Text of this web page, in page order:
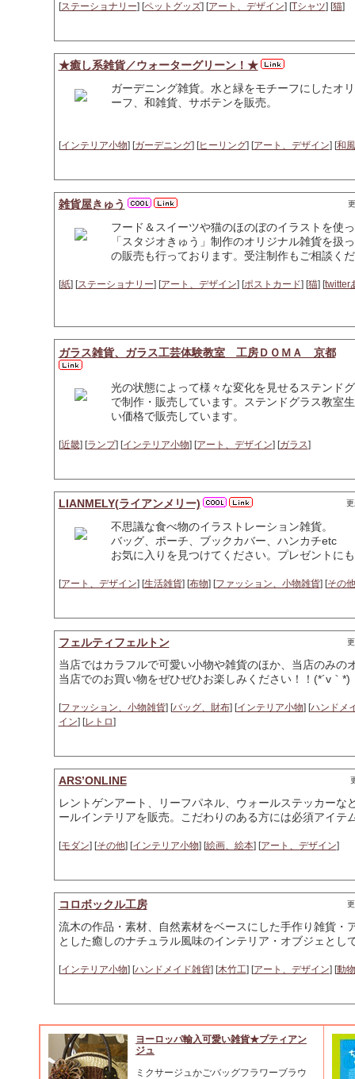
[ステーショナリー] [ペットグッズ] [アート、デザイン] [Tシャツ] [猫]
★癒し系雑貨／ウォーターグリーン！★
ガーデニング雑貨。水と緑をモチーフにしたオ
ーフ、和雑貨、サボテンを販売。
[インテリア小物] [ガーデニング] [ヒーリング] [アート、デザイン] [和風
雑貨屋きゅう
フード＆スイーツや猫のほのぼのイラストを使
「スタジオきゅう」制作のオリジナル雑貨を扱
の販売も行っております。受注制作もご相談く
[紙] [ステーショナリー] [アート、デザイン] [ポストカード] [猫] [twitter
ガラス雑貨、ガラス工芸体験教室 工房ＤＯＭＡ 京都
光の状態によって様々な変化を見せるステンド
で制作・販売しています。ステンドグラス教室
い価格で販売しています。
[近畿] [ランプ] [インテリア小物] [アート、デザイン] [ガラス]
LIANMELY(ライアンメリー)
不思議な食べ物のイラストレーション雑貨。
バッグ、ポーチ、ブックカバー、ハンカチetc
お気に入りを見つけてください。プレゼントに
[アート、デザイン] [生活雑貨] [布物] [ファッション、小物雑貨] [その
フェルティフェルトン
当店ではカラフルで可愛い小物や雑貨のほか、当店のみの
当店でのお買い物をぜひぜひお楽しみください！！(*´v｀*)
[ファッション、小物雑貨] [バッグ、財布] [インテリア小物] [ハンドメ
イン] [レトロ]
ARS’ONLINE
レントゲンアート、リーフパネル、ウォールステッカー
ールインテリアを販売。こだわりのある方には必須アイテ
[モダン] [その他] [インテリア小物] [絵画、絵本] [アート、デザイン]
コロボックル工房
流木の作品・素材、自然素材をベースにした手作り雑貨・
とした癒しのナチュラル風味のインテリア・オブジェとし
[インテリア小物] [ハンドメイド雑貨] [木竹工] [アート、デザイン] [動
ヨーロッパ輸入可愛い雑貨★プティアン
ジュ
ミクサージュかごバッグフラワーブラウ